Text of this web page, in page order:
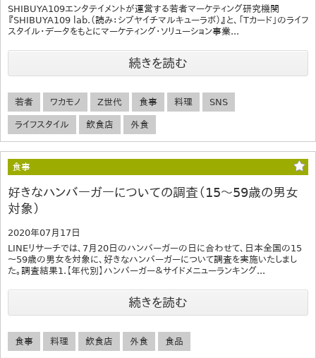
SHIBUYA109エンタテイメントが運営する若者マーケティング研究機関
『SHIBUYA109 lab.（読み：シブヤイチマルキューラボ）』と、「Tカード」のライフ
スタイル・データをもとにマーケティング・ソリューション事業...
続きを読む
若者 ワカモノ Z世代 食事 料理 SNS
ライフスタイル 飲食店 外食
食事
好きなハンバーガーについての調査（15～59歳の男女
対象）
2020年07月17日
LINEリサーチでは、7月20日のハンバーガーの日に合わせて、日本全国の15
～59歳の男女を対象に、好きなハンバーガーについて調査を実施いたしまし
た。調査結果1.【年代別】ハンバーガー＆サイドメニューランキング...
続きを読む
食事 料理 飲食店 外食 食品